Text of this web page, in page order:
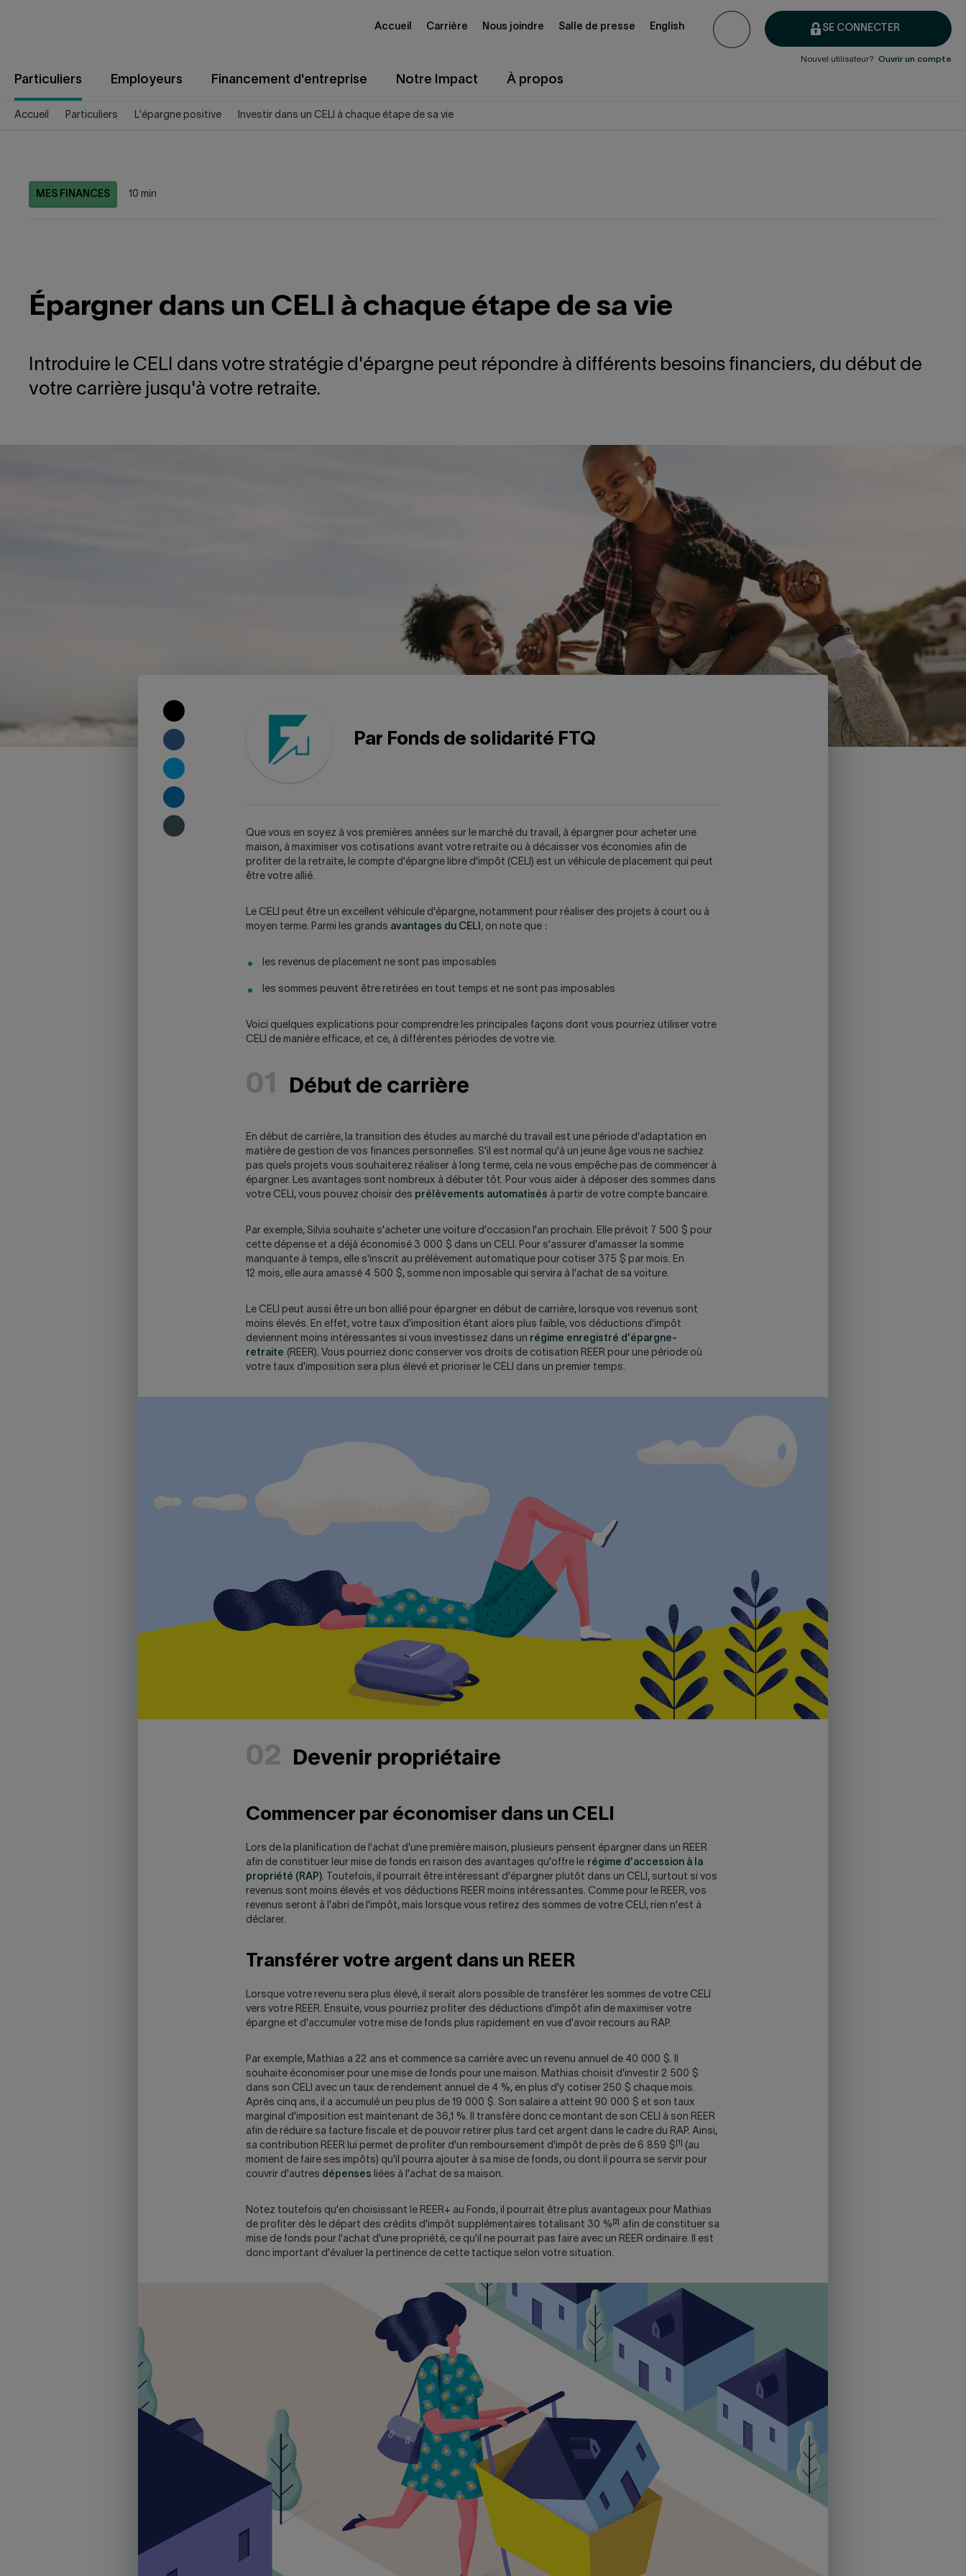
SE CONNECTER
Particuliers Employeurs Financement d'entreprise Notre Impact À propos
Nouvel utilisateur? Ouvrir un compte
Accueil Carrière Nous joindre Salle de presse English
Accueil Particuliers L'épargne positive Investir dans un CELI à chaque étape de sa vie
MES FINANCES 10 min
Épargner dans un CELI à chaque étape de sa vie
Introduire le CELI dans votre stratégie d'épargne peut répondre à différents besoins financiers, du début de
votre carrière jusqu'à votre retraite.
COPY
TO
CLIPBOARD
SHARE
ON
FACEBOOK
SHARE
ON
TWITTER
SHARE
ON
LINKEDIN
SHARE
Par Fonds de solidarité FTQ
Que vous en soyez à vos premières années sur le marché du travail, à épargner pour acheter une
maison, à maximiser vos cotisations avant votre retraite ou à décaisser vos économies afin de
profiter de la retraite, le compte d'épargne libre d'impôt (CELI) est un véhicule de placement qui peut
être votre allié.
Le CELI peut être un excellent véhicule d'épargne, notamment pour réaliser des projets à court ou à
moyen terme. Parmi les grands avantages du CELI , on note que :
les revenus de placement ne sont pas imposables
les sommes peuvent être retirées en tout temps et ne sont pas imposables
Voici quelques explications pour comprendre les principales façons dont vous pourriez utiliser votre
CELI de manière efficace, et ce, à différentes périodes de votre vie.
01 Début de carrière
En début de carrière, la transition des études au marché du travail est une période d'adaptation en
matière de gestion de vos finances personnelles. S'il est normal qu'à un jeune âge vous ne sachiez
pas quels projets vous souhaiterez réaliser à long terme, cela ne vous empêche pas de commencer à
épargner. Les avantages sont nombreux à débuter tôt. Pour vous aider à déposer des sommes dans
votre CELI, vous pouvez choisir des prélèvements automatisés à partir de votre compte bancaire.
Par exemple, Silvia souhaite s'acheter une voiture d'occasion l'an prochain. Elle prévoit 7 500 $ pour
cette dépense et a déjà économisé 3 000 $ dans un CELI. Pour s'assurer d'amasser la somme
manquante à temps, elle s'inscrit au prélèvement automatique pour cotiser 375 $ par mois. En
12 mois, elle aura amassé 4 500 $, somme non imposable qui servira à l'achat de sa voiture.
Le CELI peut aussi être un bon allié pour épargner en début de carrière, lorsque vos revenus sont
moins élevés. En effet, votre taux d'imposition étant alors plus faible, vos déductions d'impôt
deviennent moins intéressantes si vous investissez dans un régime enregistré d'épargne-
retraite (REER). Vous pourriez donc conserver vos droits de cotisation REER pour une période où
votre taux d'imposition sera plus élevé et prioriser le CELI dans un premier temps.
02 Devenir propriétaire
Commencer par économiser dans un CELI
Lors de la planification de l'achat d'une première maison, plusieurs pensent épargner dans un REER
afin de constituer leur mise de fonds en raison des avantages qu'offre le régime d'accession à la
propriété (RAP). Toutefois, il pourrait être intéressant d'épargner plutôt dans un CELI, surtout si vos
revenus sont moins élevés et vos déductions REER moins intéressantes. Comme pour le REER, vos
revenus seront à l'abri de l'impôt, mais lorsque vous retirez des sommes de votre CELI, rien n'est à
déclarer.
Transférer votre argent dans un REER
Lorsque votre revenu sera plus élevé, il serait alors possible de transférer les sommes de votre CELI
vers votre REER. Ensuite, vous pourriez profiter des déductions d'impôt afin de maximiser votre
épargne et d'accumuler votre mise de fonds plus rapidement en vue d'avoir recours au RAP.
Par exemple, Mathias a 22 ans et commence sa carrière avec un revenu annuel de 40 000 $. Il
souhaite économiser pour une mise de fonds pour une maison. Mathias choisit d'investir 2 500 $
dans son CELI avec un taux de rendement annuel de 4 %, en plus d'y cotiser 250 $ chaque mois.
Après cinq ans, il a accumulé un peu plus de 19 000 $. Son salaire a atteint 90 000 $ et son taux
marginal d'imposition est maintenant de 36,1 %. Il transfère donc ce montant de son CELI à son REER
afin de réduire sa facture fiscale et de pouvoir retirer plus tard cet argent dans le cadre du RAP. Ainsi,
sa contribution REER lui permet de profiter d'un remboursement d'impôt de près de 6 859 $
(au
moment de faire ses impôts) qu'il pourra ajouter à sa mise de fonds, ou dont il pourra se servir pour
couvrir d'autres dépenses liées à l'achat de sa maison.
Notez toutefois qu'en choisissant le REER+ au Fonds, il pourrait être plus avantageux pour Mathias
de profiter dès le départ des crédits d'impôt supplémentaires totalisant 30 % [2]
afin de constituer sa
mise de fonds pour l'achat d'une propriété, ce qu'il ne pourrait pas faire avec un REER ordinaire. Il est
donc important d'évaluer la pertinence de cette tactique selon votre situation.